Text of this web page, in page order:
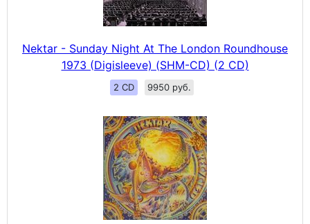
Nektar - Sunday Night At The London Roundhouse
1973 (Digisleeve) (SHM-CD) (2 CD)
2 CD 9950 руб.